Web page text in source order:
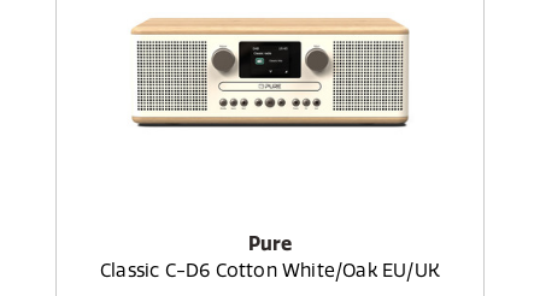
Pure
Classic C-D6 Cotton White/Oak EU/UK